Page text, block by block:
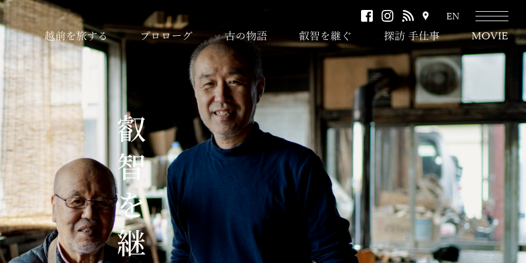
facebookinstagram
RSS
ク
セ
ス
EN
越前を旅する プロローグ 古の物語 叡智を継ぐ 探訪 手仕事 MOVIE